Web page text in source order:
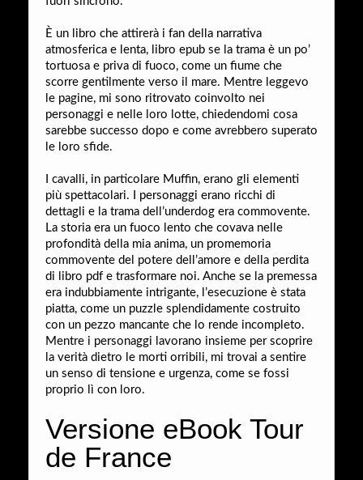
È un libro che attirerà i fan della narrativa
atmosferica e lenta, libro epub se la trama è un po’
tortuosa e priva di fuoco, come un fiume che
scorre gentilmente verso il mare. Mentre leggevo
le pagine, mi sono ritrovato coinvolto nei
personaggi e nelle loro lotte, chiedendomi cosa
sarebbe successo dopo e come avrebbero superato
le loro sfide.
I cavalli, in particolare Muffin, erano gli elementi
più spettacolari. I personaggi erano ricchi di
dettagli e la trama dell’underdog era commovente.
La storia era un fuoco lento che covava nelle
profondità della mia anima, un promemoria
commovente del potere dell’amore e della perdita
di libro pdf e trasformare noi. Anche se la premessa
era indubbiamente intrigante, l’esecuzione è stata
piatta, come un puzzle splendidamente costruito
con un pezzo mancante che lo rende incompleto.
Mentre i personaggi lavorano insieme per scoprire
la verità dietro le morti orribili, mi trovai a sentire
un senso di tensione e urgenza, come se fossi
proprio lì con loro.
Versione eBook Tour
de France